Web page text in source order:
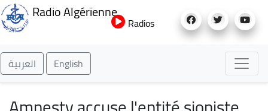
au
Radio Algérienne
Radios
العربية English